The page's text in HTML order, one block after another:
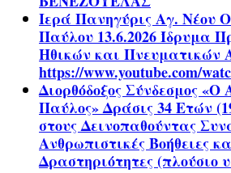
Ιερά Πανηγύρις Αγ. Νέου
Παύλου 13.6.2026 Ίδρυμα
Ηθικών και Πνευματικών
https://www.youtube.com/
Διορθόδοξος Σύνδεσμος «Ο
Παύλος» Δράσις 34 Ετών
στους Δεινοπαθούντας
Ανθρωπιστικές Βοήθειες
Δραστηριότητες (πλούσιο